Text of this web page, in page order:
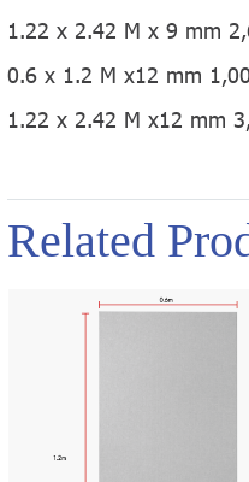
1.22 x 2.42 M x 9 mm
0.6 x 1.2 M x12 mm
1.22 x 2.42 M x12 mm
Related